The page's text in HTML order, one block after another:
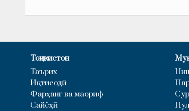
Тоҷикистон
Таърих
Иқтисодӣ
Фарҳанг ва маориф
Сайёҳӣ
Пул